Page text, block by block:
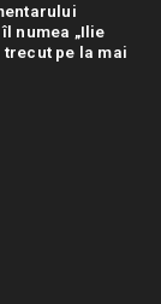
numea „Ilie
trecut pe la mai